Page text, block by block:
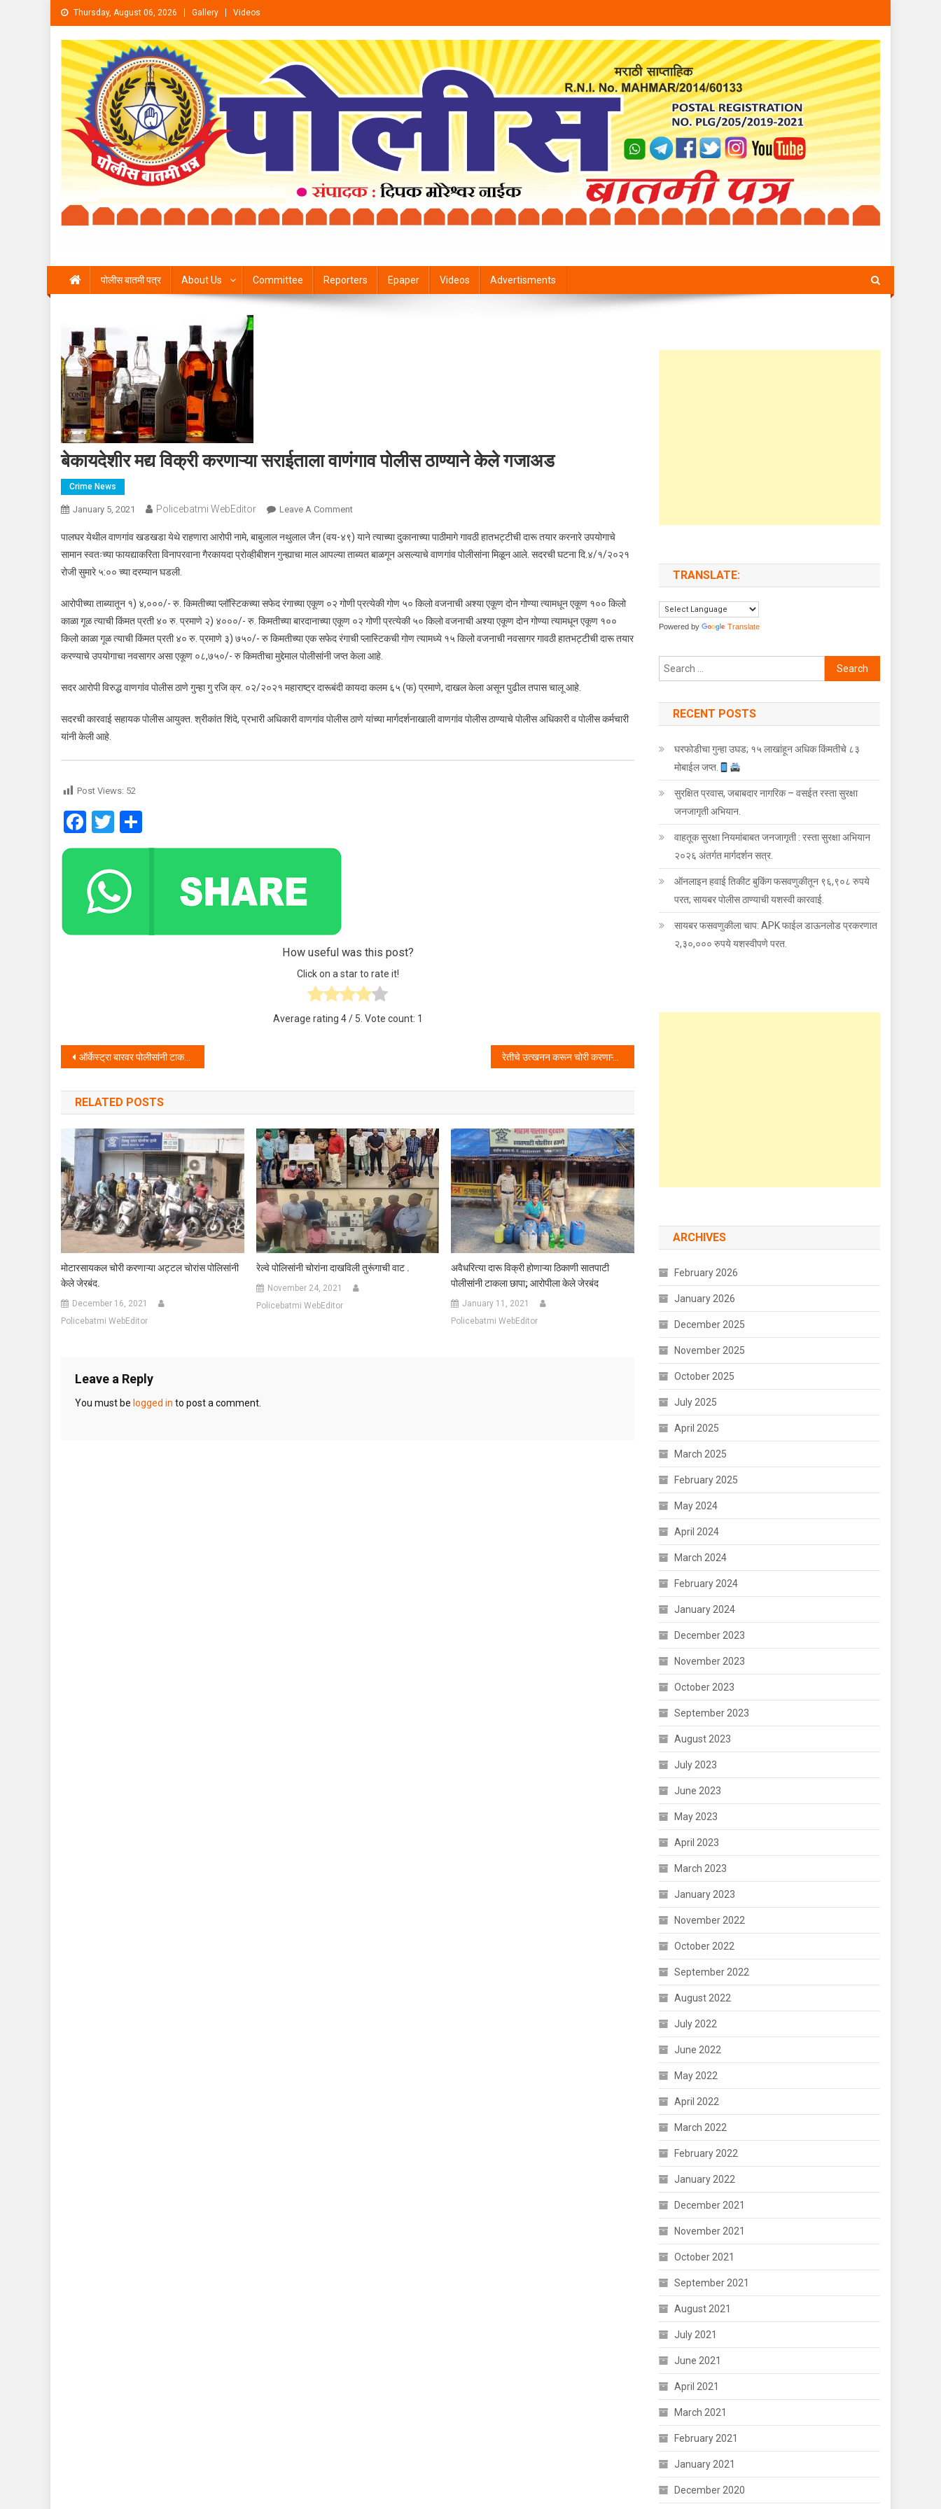
Skip to content
Thursday, August 06, 2026 Gallery Videos
पोलीस बातमी पत्र About Us Committee Reporters Epaper Videos Advertisments
बेकायदेशीर मद्य विक्री करणाऱ्या सराईताला वाणंगाव पोलीस ठाण्याने केले गजाअड
Crime News
January 5, 2021 Policebatmi WebEditor Leave A Comment
पालघर येथील वाणगांव खडखडा येथे राहणारा आरोपी नामे, बाबुलाल नथुलाल जैन (वय-४९) याने त्याच्या दुकानाच्या पाठीमागे गावठी हातभट्टीची दारू तयार करनारे उपयोगाचे
सामान स्वतःच्या फायद्याकरिता विनापरवाना गैरकायदा प्रोव्हीबीशन गुन्ह्याचा माल आपल्या ताब्यत बाळगून असल्याचे वाणगांव पोलीसांना मिळून आले. सदरची घटना दि.४/१/२०२१
रोजी सुमारे ५:०० च्या दरम्यान घडली.
आरोपीच्या ताब्यातून १) ४,०००/- रु. किमतीच्या प्लॉस्टिकच्या सफेद रंगाच्या एकूण ०२ गोणी प्रत्येकी गोण ५० किलो वजनाची अश्या एकूण दोन गोण्या त्यामधून एकूण १०० किलो
काळा गूळ त्याची किंमत प्रती ४० रु. प्रमाणे २) ४०००/- रु. किमतीच्या बारदानाच्या एकूण ०२ गोणी प्रत्येकी ५० किलो वजनाची अश्या एकूण दोन गोण्या त्यामधून एकूण १००
किलो काळा गूळ त्याची किंमत प्रती ४० रु. प्रमाणे ३) ७५०/- रु किमतीच्या एक सफेद रंगाची प्लास्टिकची गोण त्यामध्ये १५ किलो वजनाची नवसागर गावठी हातभट्टीची दारू तयार
करण्याचे उपयोगाचा नवसागर असा एकूण ०८,७५०/- रु किमतीचा मुद्देमाल पोलीसांनी जप्त केला आहे.
सदर आरोपी विरुद्ध वाणगांव पोलीस ठाणे गुन्हा गु रजि क्र. ०२/२०२१ महाराष्ट्र दारूबंदी कायदा कलम ६५ (फ) प्रमाणे, दाखल केला असून पुढील तपास चालू आहे.
सदरची कारवाई सहायक पोलीस आयुक्त. श्रीकांत शिंदे, प्रभारी अधिकारी वाणगांव पोलीस ठाणे यांच्या मार्गदर्शनाखाली वाणगांव पोलीस ठाण्याचे पोलीस अधिकारी व पोलीस कर्मचारी
यांनी केली आहे.
Post Views: 52
Facebook
Twitter
How useful was this post?
Click on a star to rate it!
Average rating 4/ 5. Vote count: 1
Post navigation
ऑर्केस्ट्रा बारवर पोलीसांनी टाकला छापा रेतीचे उत्खनन करून चोरी करणाऱ्या आरोपीला सफाळा पोलीसांनी केले जेरबंद
RELATED POSTS
मोटारसायकल चोरी करणाऱ्या अट्टल चोरांस पोलिसांनी
केले जेरबंद.
December 16, 2021
Policebatmi WebEditor
रेल्वे पोलिसांनी चोरांना दाखविली तुरूंगाची वाट .
November 24, 2021
Policebatmi WebEditor
अवैधरित्या दारू विक्री होणाऱ्या ठिकाणी सातपाटी
पोलीसांनी टाकला छापा; आरोपीला केले जेरबंद
January 11, 2021
Policebatmi WebEditor
Leave a Reply
You must be logged in to post a comment.
TRANSLATE:
Powered by Translate
Search for:
RECENT POSTS
घरफोडीचा गुन्हा उघड; १५ लाखांहून अधिक किंमतीचे ८३
मोबाईल जप्त.
सुरक्षित प्रवास, जबाबदार नागरिक – वसईत रस्ता सुरक्षा
जनजागृती अभियान.
वाहतूक सुरक्षा नियमांबाबत जनजागृती : रस्ता सुरक्षा अभियान
२०२६ अंतर्गत मार्गदर्शन सत्र.
ऑनलाइन हवाई तिकीट बुकिंग फसवणुकीतून ९६,९०८ रुपये
परत; सायबर पोलीस ठाण्याची यशस्वी कारवाई.
सायबर फसवणुकीला चाप: APK फाईल डाऊनलोड प्रकरणात
२,३०,००० रुपये यशस्वीपणे परत.
ARCHIVES
February 2026
January 2026
December 2025
November 2025
October 2025
July 2025
April 2025
March 2025
February 2025
May 2024
April 2024
March 2024
February 2024
January 2024
December 2023
November 2023
October 2023
September 2023
August 2023
July 2023
June 2023
May 2023
April 2023
March 2023
January 2023
November 2022
October 2022
September 2022
August 2022
July 2022
June 2022
May 2022
April 2022
March 2022
February 2022
January 2022
December 2021
November 2021
October 2021
September 2021
August 2021
July 2021
June 2021
April 2021
March 2021
February 2021
January 2021
December 2020